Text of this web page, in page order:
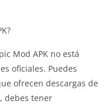
Mod APK no está
oficiales. Puedes
ofrecen descargas de
debes tener